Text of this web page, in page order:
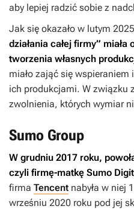
aby lepiej radzić sobie z
Jak się okazało w lutym
działania całej firmy”
tworzenia własnych
miało zająć się
ich produkcjami. W związku
zwolnienia, których wymiar
Sumo Group
W grudniu 2017 roku,
czyli firmę-matkę Sumo
firma Tencent nabyła w niej
wrześniu 2020 roku pod jej